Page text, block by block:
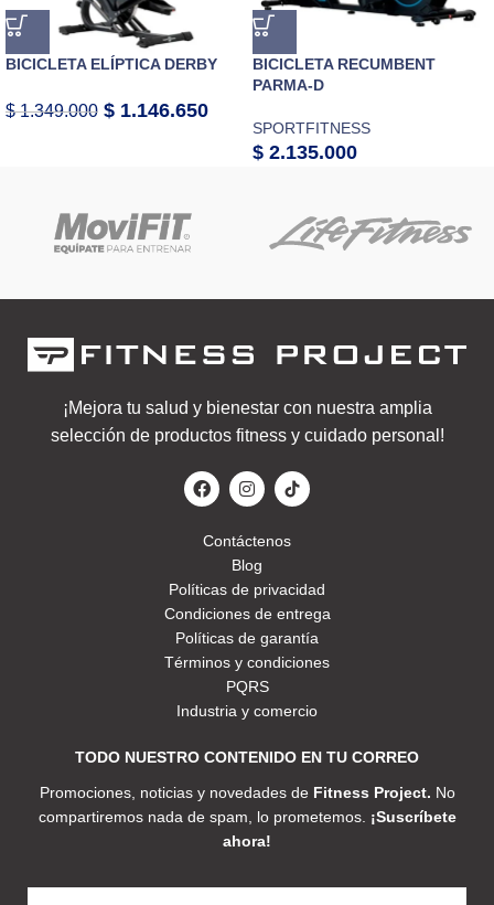
BICICLETA ELÍPTICA DERBY
$1.349.000 $ 1.146.650
BICICLETA RECUMBENT
PARMA-D
SPORTFITNESS
$ 2.135.000
¡Mejora tu salud y bienestar con nuestra amplia
selección de productos fitness y cuidado personal!
Contáctenos
Blog
Políticas de privacidad
Condiciones de entrega
Políticas de garantía
Términos y condiciones
PQRS
Industria y comercio
TODO NUESTRO CONTENIDO EN TU CORREO
Promociones, noticias y novedades de Fitness Project. No
compartiremos nada de spam, lo prometemos. ¡Suscríbete
ahora!